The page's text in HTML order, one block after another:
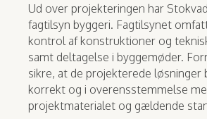
Ud over projekteringen har
fagtilsyn byggeri. Fagtilsynet
kontrol af konstruktioner og
samt deltagelse i byggemøder.
sikre, at de projekterede løsninger
korrekt og i overensstemmelse
projektmaterialet og gældende